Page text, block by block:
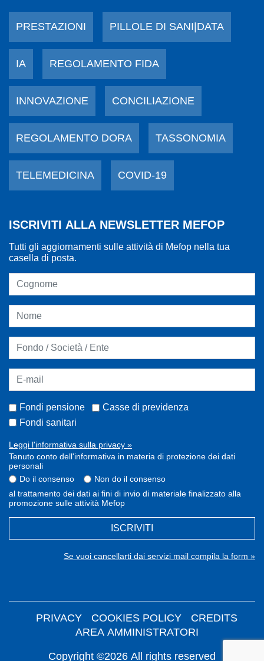
PRESTAZIONI PILLOLE DI SANI|DATA
IA REGOLAMENTO FIDA
INNOVAZIONE CONCILIAZIONE
REGOLAMENTO DORA TASSONOMIA
TELEMEDICINA COVID-19
ISCRIVITI ALLA NEWSLETTER MEFOP
Tutti gli aggiornamenti sulle attività di Mefop nella tua
casella di posta.
Fondi pensione
Casse di previdenza
Fondi sanitari
Leggi l'informativa sulla privacy »
Tenuto conto dell'informativa in materia di protezione dei dati
personali
Do il consenso
Non do il consenso
al trattamento dei dati ai fini di invio di materiale finalizzato alla
promozione sulle attività Mefop
ISCRIVITI
Se vuoi cancellarti dai servizi mail compila la form »
Copyright ©2026 All rights reserved
PRIVACY COOKIES POLICY
CREDITS
AREA AMMINISTRATORI